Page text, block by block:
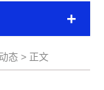
+
态 > 正文